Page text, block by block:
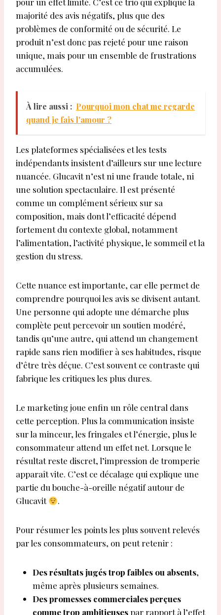
majorité des avis négatifs, plus que des
problèmes de conformité ou de sécurité. Le
produit n’est donc pas rejeté pour une raison
unique, mais pour un ensemble de frustrations
accumulées.
À lire aussi : Pourquoi mon chat me regarde
quand je fais l'amour ?
Les plateformes spécialisées et les tests
indépendants insistent d’ailleurs sur une lecture
nuancée. Glucavit n’est ni une fraude totale, ni
une solution spectaculaire. Il est présenté
comme un complément sérieux sur sa
composition, mais dont l’efficacité dépend
fortement du contexte global, notamment
l’alimentation, l’activité physique, le sommeil et la
gestion du stress.
Cette nuance est importante, car elle permet de
comprendre pourquoi les avis se divisent autant.
Une personne qui adopte une démarche plus
complète peut percevoir un soutien modéré,
tandis qu’une autre, qui attend un changement
rapide sans rien modifier à ses habitudes, risque
d’être très déçue. C’est souvent ce contraste qui
fabrique les critiques les plus dures.
Le marketing joue enfin un rôle central dans
cette perception. Plus la communication insiste
sur la minceur, les fringales et l’énergie, plus le
consommateur attend un effet net. Lorsque le
résultat reste discret, l’impression de tromperie
apparaît vite. C’est ce décalage qui explique une
partie du bouche-à-oreille négatif autour de
Glucavit
.
Pour résumer les points les plus souvent relevés
par les consommateurs, on peut retenir :
Des résultats jugés trop faibles ou absents,
même après plusieurs semaines.
Des promesses commerciales perçues
comme trop ambitieusespar rapport à l’effet